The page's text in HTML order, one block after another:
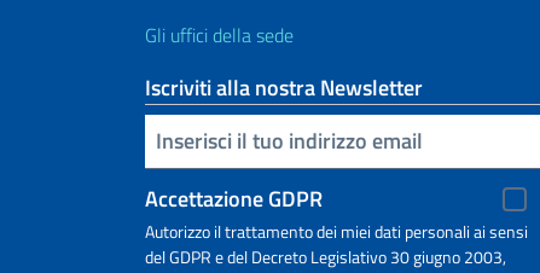
Gli uffici della sede
Iscriviti alla nostra Newsletter
Inserisci la tua email
Accettazione GDPR
Autorizzo il trattamento dei miei dati personali ai sensi
del GDPR e del Decreto Legislativo 30 giugno 2003,